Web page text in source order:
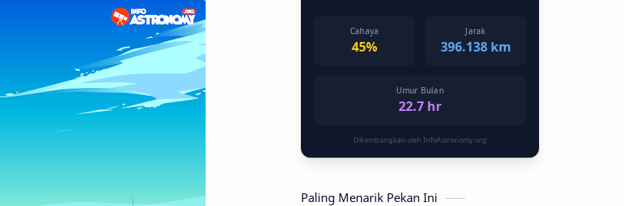
Cahaya
45%
Jarak
396.138 km
Umur Bulan
22.7 hr
Dikembangkan oleh InfoAstronomy.org
Paling Menarik Pekan Ini